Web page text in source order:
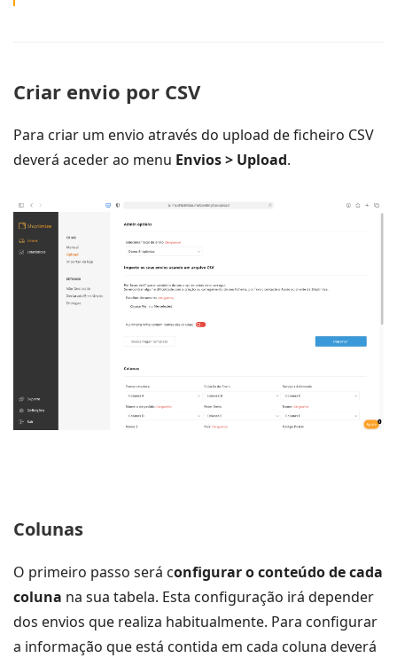
Criar envio por CSV
Para criar um envio através do upload de ficheiro CSV
deverá aceder ao menu Envios> Upload.
Colunas
O primeiro passo será configurar o conteúdo de cada
coluna na sua tabela. Esta configuração irá depender
dos envios que realiza habitualmente. Para configurar
a informação que está contida em cada coluna deverá